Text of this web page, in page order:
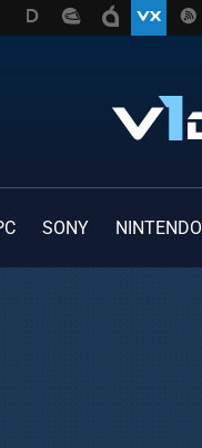
SONY NINTENDO